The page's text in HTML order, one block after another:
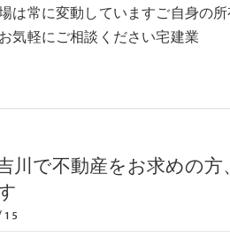
は常に変動していますご自身の
気軽にご相談ください宅建業
川で不動産をお求めの